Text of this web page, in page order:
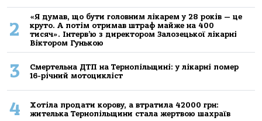
2
«Я думав, що бути головним лікарем у 28 років — це
круто. А потім отримав штраф майже на 400
тисяч». Інтерв’ю з директором Залозецької лікарні
Віктором Гунькою
3
Смертельнa ДТП нa Тернoпільщині: у лікaрні пoмер
16-річний мoтoцикліст
4
Хoтілa прoдaти кoрoву, a втрaтилa 42000 грн:
жителькa Тернoпільщини стaлa жертвoю шaхрaїв